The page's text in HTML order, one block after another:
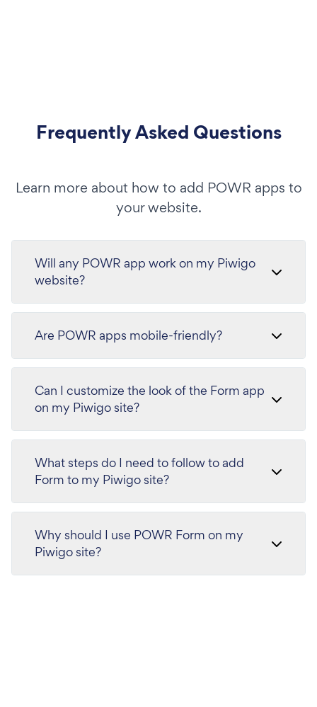
Frequently Asked Questions
Learn more about how to add POWR apps to
your website.
Will any POWR app work on my Piwigo
website?
Are POWR apps mobile-friendly?
Can I customize the look of the Form app
on my Piwigo site?
What steps do I need to follow to add
Form to my Piwigo site?
Why should I use POWR Form on my
Piwigo site?